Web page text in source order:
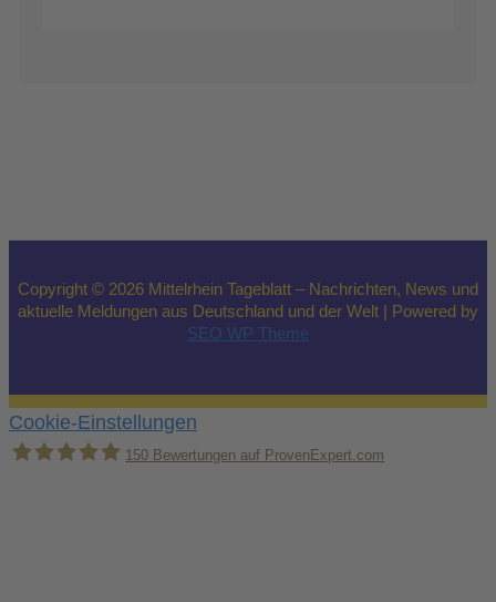
Copyright © 2026 Mittelrhein Tageblatt – Nachrichten, News und
aktuelle Meldungen aus Deutschland und der Welt | Powered by
SEO WP Theme
Cookie-Einstellungen
150 Bewertungen auf ProvenExpert.com